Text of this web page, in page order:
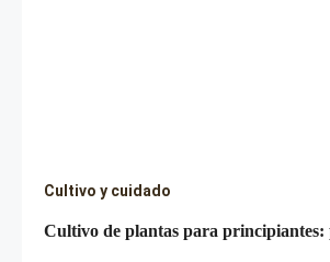
Cultivo y cuidado
Cultivo de plantas para principiantes: